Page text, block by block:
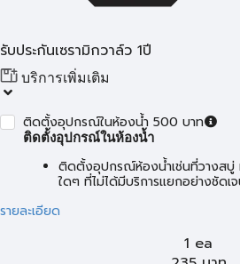
รับประกันเซรามิกวาล์ว 1ปี
บริการเพิ่มเติม
ติดตั้งอุปกรณ์ในห้องน้ำ 500 บาท
ติดตั้งอุปกรณ์ในห้องน้ำ
ติดตั้งอุปกรณ์ห้องน้ำเช่นที่วางส
ใดๆ ที่ไม่ได้มีบริการแยกอย่างชัดเ
รายละเอียด
1 ea